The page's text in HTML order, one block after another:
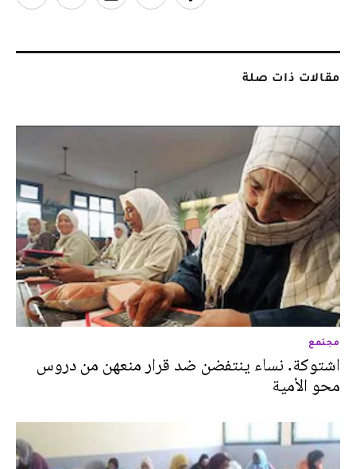
مقالات ذات صلة
مجتمع
اشتوكة. نساء ينتفضن ضد قرار منعهن من دروس
محو الأمية